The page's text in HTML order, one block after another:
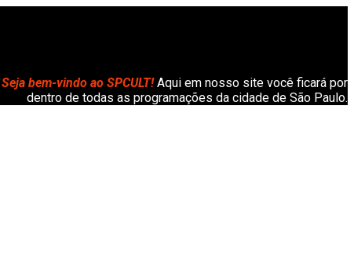
Seja bem-vindo ao SPCULT! Aqui em nosso site você ficará por
dentro de todas as programações da cidade de São Paulo.